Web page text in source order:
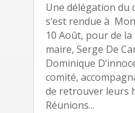
Une délégation du
s‘est rendue à
10 Août, pour de
maire, Serge De
Dominique
comité,
de retrouver leurs
Réunions...